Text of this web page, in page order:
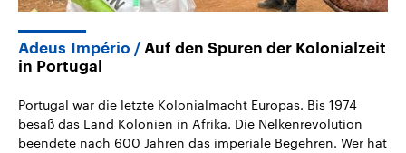
Adeus Império
Auf den Spuren der Kolonialzeit
in Portugal
Portugal war die letzte Kolonialmacht Europas. Bis 1974
besaß das Land Kolonien in Afrika. Die Nelkenrevolution
beendete nach 600 Jahren das imperiale Begehren. Wer hat